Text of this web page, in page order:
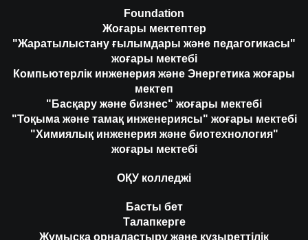
Foundation
Жоғары мектептер
"Жаратылыстану ғылымдары және педагогикасы"
жоғары мектебі
Компьютерлік инженерия және Энергетика жоғары
мектеп
"Басқару және бизнес" жоғары мектебі
"Тоқыма және тамақ инженериясы" жоғары мектебі
"Химиялық инженерия және биотехнология"
жоғары мектебі
ОҚУ колледжі
Басты бет
Талапкерге
Жұмысқа орналастыру және құзыреттілік